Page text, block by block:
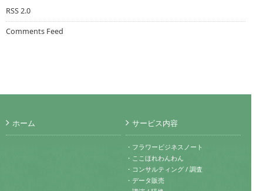
RSS 2.0
Comments Feed
ホーム サービス内容
・フラワービジネスノート
・ここほれわんわん
・コンサルティング / 調査
・データ販売